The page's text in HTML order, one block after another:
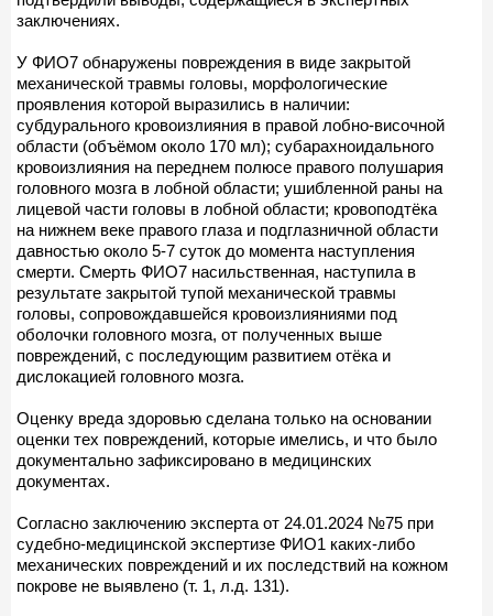
заключениях.
У ФИО7 обнаружены повреждения в виде закрытой
механической травмы головы, морфологические
проявления которой выразились в наличии:
субдурального кровоизлияния в правой лобно-височной
области (объёмом около 170 мл); субарахноидального
кровоизлияния на переднем полюсе правого полушария
головного мозга в лобной области; ушибленной раны на
лицевой части головы в лобной области; кровоподтёка
на нижнем веке правого глаза и подглазничной области
давностью около 5-7 суток до момента наступления
смерти. Смерть ФИО7 насильственная, наступила в
результате закрытой тупой механической травмы
головы, сопровождавшейся кровоизлияниями под
оболочки головного мозга, от полученных выше
повреждений, с последующим развитием отёка и
дислокацией головного мозга.
Оценку вреда здоровью сделана только на основании
оценки тех повреждений, которые имелись, и что было
документально зафиксировано в медицинских
документах.
Согласно заключению эксперта от 24.01.2024 №75 при
судебно-медицинской экспертизе ФИО1 каких-либо
механических повреждений и их последствий на кожном
покрове не выявлено (т. 1, л.д. 131).